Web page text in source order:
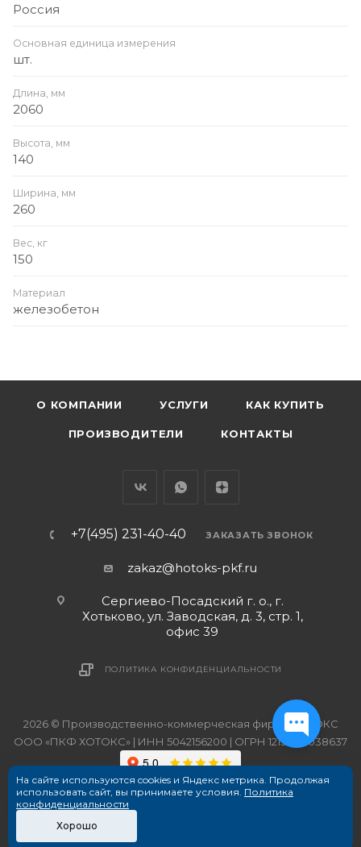
Россия
Основная единица измерения
шт.
Длина, мм
2060
Высота, мм
140
Ширина, мм
260
Вес, кг
150
Материал
железобетон
О КОМПАНИИ УСЛУГИ КАК КУПИТЬ
ПРОИЗВОДИТЕЛИ КОНТАКТЫ
+7(495) 231-40-40 ЗАКАЗАТЬ ЗВОНОК
zakaz@hotoks-pkf.ru
Сергиево-Посадский г. о., г.
Хотьково, ул. Заводская, д. 3, стр. 1,
офис 39
ПОЛИТИКА КОНФИДЕНЦИАЛЬНОСТИ
2026 © Производственно-коммерческая фирма ХОТОКС
ООО «ПКФ ХОТОКС» | ИНН 5042156200 | ОГРН 1215000038637
На сайте используются cookies и Яндекс метрика. Продолжая
использовать сайт, вы принимаете условия. Политика
конфиденциальности
Хорошо